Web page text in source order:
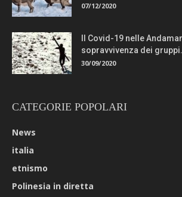
07/12/2020
Il Covid-19 nelle
sopravvivenza dei
30/09/2020
CATEGORIE POPOLARI
News
italia
etnismo
Polinesia in diretta